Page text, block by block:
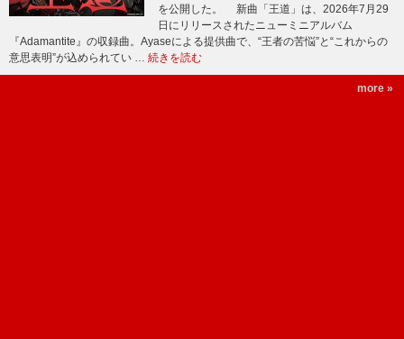
を公開した。 新曲「王道」は、2026年7月29
日にリリースされたニューミニアルバム
『Adamantite』の収録曲。Ayaseによる提供曲で、“王者の苦悩”と“これからの
意思表明”が込められてい … 続きを読む
more »